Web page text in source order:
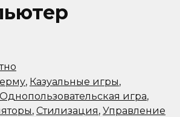
, Казуальные игры,
Однопользовательская игра,
, Стилизация, Управление